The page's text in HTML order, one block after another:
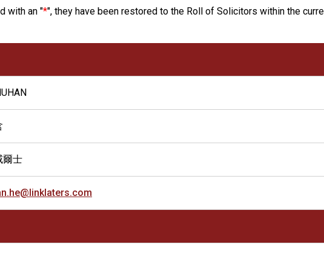
with an "*", they have been restored to the Roll of Solicitors within the
爾士